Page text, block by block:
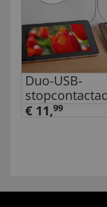
Duo-USB-
€ 11,99